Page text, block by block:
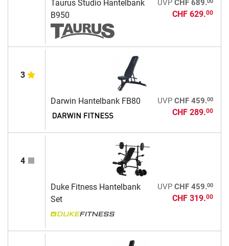
Taurus Studio Hantelbank
B950
UVP CHF 689.
CHF 629.00
3
Darwin Hantelbank FB80 UVP CHF 459.00
CHF 289.00
4
Duke Fitness Hantelbank
Set
UVP CHF 459.00
CHF 319.00